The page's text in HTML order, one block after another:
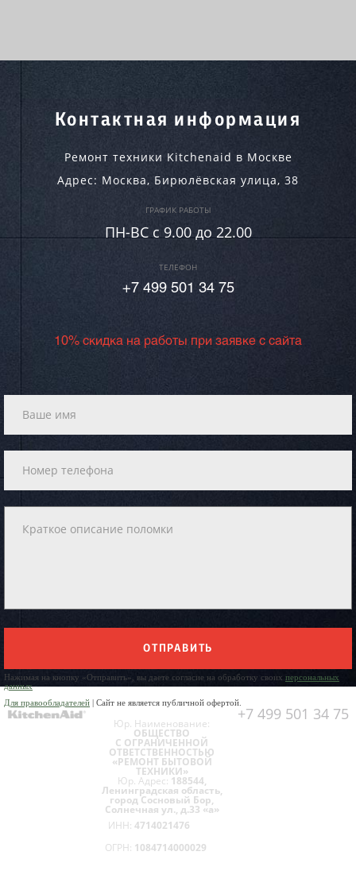
Контактная информация
Ремонт техники Kitchenaid в Москве
Адрес: Москва, Бирюлёвская улица, 38
ГРАФИК РАБОТЫ
ПН-ВC c 9.00 до 22.00
ТЕЛЕФОН
+7 499 501 34 75
10% скидка на работы при заявке с сайта
ОТПРАВИТЬ
Нажимая на кнопку «Отправить», вы даете согласие на обработку своих персональных
данных
Для правообладателей | Сайт не является публичной офертой.
+7 499 501 34 75
Юр. Наименование:
ОБЩЕСТВО
С ОГРАНИЧЕННОЙ
ОТВЕТСТВЕННОСТЬЮ
«РЕМОНТ БЫТОВОЙ
ТЕХНИКИ»
Юр. Адрес: 188544,
Ленинградская область,
город Сосновый Бор,
Солнечная ул., д.33 «а»
ИНН: 4714021476
ОГРН: 1084714000029